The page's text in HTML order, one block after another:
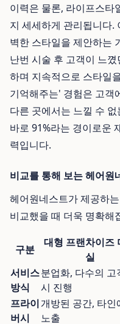
이력은 물론, 라이프스타
지 세세하게 관리됩니다.
벽한 스타일을 제안하는
난번 시술 후 고객이 느
하며 지속적으로 스타일
기억해주는' 경험은 고객
다른 곳에서는 느낄 수
바로 91%라는 경이로운
력입니다.
비교를 통해 보는 헤어원
헤어원네스트가 제공하
비교했을 때 더욱 명확해
구분
대형 프랜차이즈
실
서비스
방식
분업화, 다수의 고
시 진행
프라이
버시
개방된 공간, 타인
노출